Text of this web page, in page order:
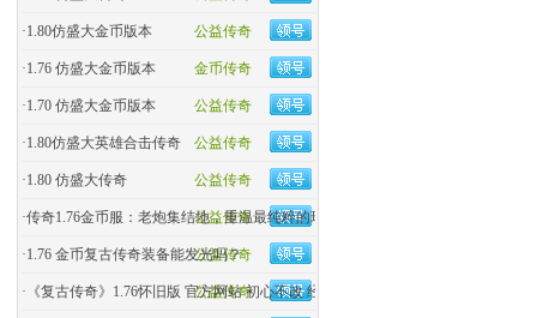
公益传奇
·1.80仿盛大金币版本
金币传奇
·1.76 仿盛大金币版本
公益传奇
·1.70 仿盛大金币版本
公益传奇
·1.80仿盛大英雄合击传奇
公益传奇
·1.80 仿盛大传奇
公益传奇
·传奇1.76金币服：老炮集结地，重温最纯粹的玛法热血！
公益传奇
·1.76 金币复古传奇装备能发光吗？
公益传奇
· 《复古传奇》1.76怀旧版 官方网站 初心不改 经典回归